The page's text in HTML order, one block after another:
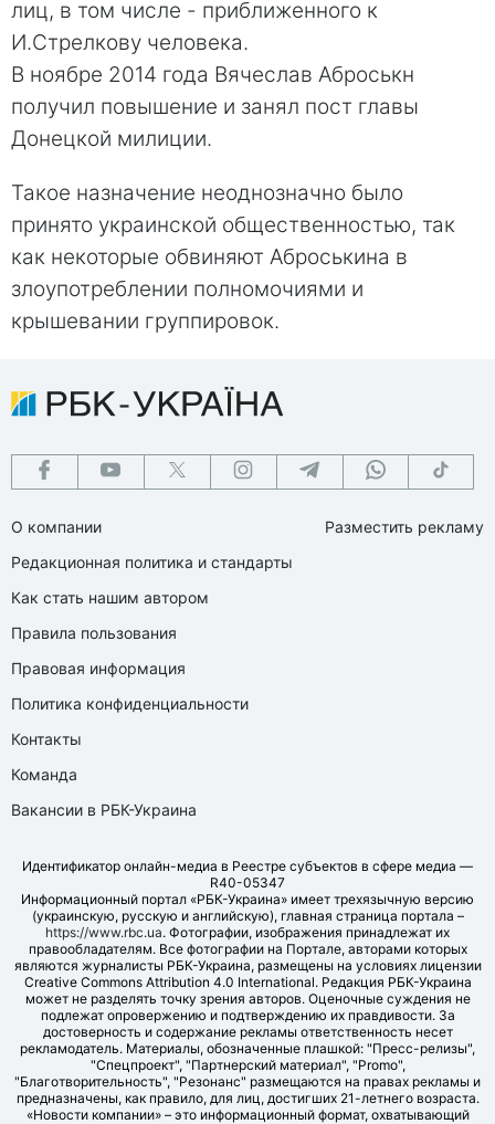
лиц, в том числе - приближенного к
И.Стрелкову человека.
В ноябре 2014 года Вячеслав Аброськн
получил повышение и занял пост главы
Донецкой милиции.
Такое назначение неоднозначно было
принято украинской общественностью, так
как некоторые обвиняют Аброськина в
злоупотреблении полномочиями и
крышевании группировок.
О компании
Редакционная политика и стандарты
Как стать нашим автором
Правила пользования
Правовая информация
Политика конфиденциальности
Контакты
Команда
Вакансии в РБК-Украина
Разместить рекламу
Идентификатор онлайн-медиа в Реестре субъектов в сфере медиа —
R40-05347
Информационный портал «РБК-Украина» имеет трехязычную версию
(украинскую, русскую и английскую), главная страница портала –
https://www.rbc.ua. Фотографии, изображения принадлежат их
правообладателям. Все фотографии на Портале, авторами которых
являются журналисты РБК-Украина, размещены на условиях лицензии
Creative Commons Attribution 4.0 International. Редакция РБК-Украина
может не разделять точку зрения авторов. Оценочные суждения не
подлежат опровержению и подтверждению их правдивости. За
достоверность и содержание рекламы ответственность несет
рекламодатель. Материалы, обозначенные плашкой: "Пресс-релизы",
"Спецпроект", "Партнерский материал", "Promo",
"Благотворительность", "Резонанс" размещаются на правах рекламы и
предназначены, как правило, для лиц, достигших 21-летнего возраста.
«Новости компании» – это информационный формат, охватывающий